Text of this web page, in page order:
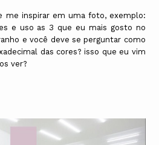
me inspirar em uma foto, exemplo:
e uso as 3 que eu mais gosto no
e você deve se perguntar como
das cores? isso que eu vim
ver?